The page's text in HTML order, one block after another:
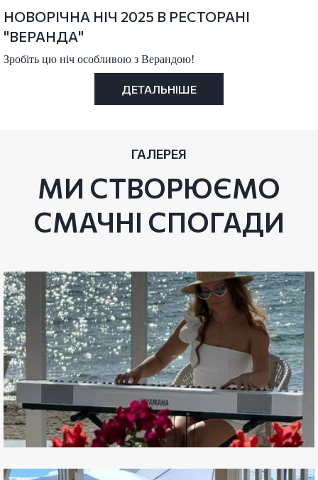
НОВОРІЧНА НІЧ 2025 В РЕСТОРАНІ
"ВЕРАНДА"
Зробіть цю ніч особливою з Верандою!
ДЕТАЛЬНІШЕ
ГАЛЕРЕЯ
МИ СТВОРЮЄМО
СМАЧНІ СПОГАДИ